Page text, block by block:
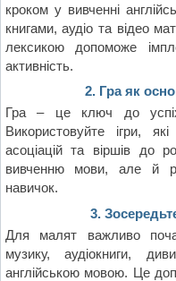
кроком у вивченні
книгами, аудіо та відео
лексикою допоможе
активність.
2. Гра як
Гра – це ключ до
Використовуйте ігри,
асоціацій та віршів до
вивченню мови, але й
навичок.
3.
Для малят важливо
музику, аудіокниги,
англійською мовою. Це